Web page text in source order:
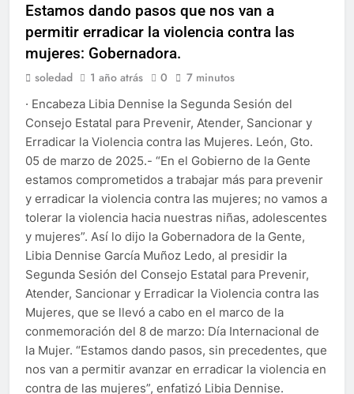
Estamos dando pasos que nos van a
permitir erradicar la violencia contra las
mujeres: Gobernadora.
soledad 1 año atrás 0 7 minutos
· Encabeza Libia Dennise la Segunda Sesión del
Consejo Estatal para Prevenir, Atender, Sancionar y
Erradicar la Violencia contra las Mujeres. León, Gto.
05 de marzo de 2025.- “En el Gobierno de la Gente
estamos comprometidos a trabajar más para prevenir
y erradicar la violencia contra las mujeres; no vamos a
tolerar la violencia hacia nuestras niñas, adolescentes
y mujeres”. Así lo dijo la Gobernadora de la Gente,
Libia Dennise García Muñoz Ledo, al presidir la
Segunda Sesión del Consejo Estatal para Prevenir,
Atender, Sancionar y Erradicar la Violencia contra las
Mujeres, que se llevó a cabo en el marco de la
conmemoración del 8 de marzo: Día Internacional de
la Mujer. “Estamos dando pasos, sin precedentes, que
nos van a permitir avanzar en erradicar la violencia en
contra de las mujeres”, enfatizó Libia Dennise.